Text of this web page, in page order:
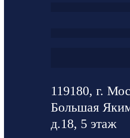
119180, г.
Большая
д.18, 5 этаж